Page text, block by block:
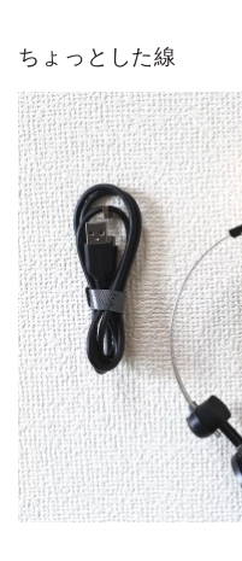
ちょっとした線